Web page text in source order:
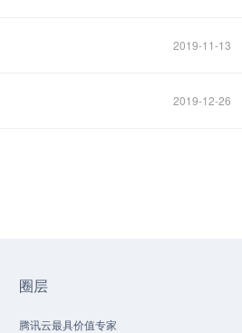
2019-11-13
2019-12-26
圈层
腾讯云最具价值专家